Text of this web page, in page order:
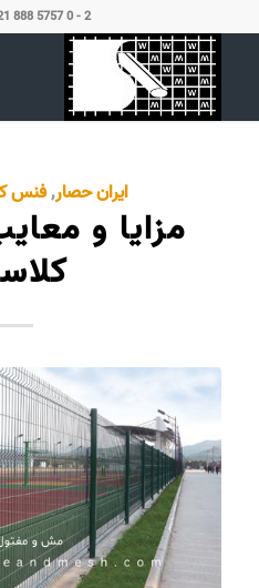
888 5757 0 - 2
ایران حصار,فنس
مزایا و